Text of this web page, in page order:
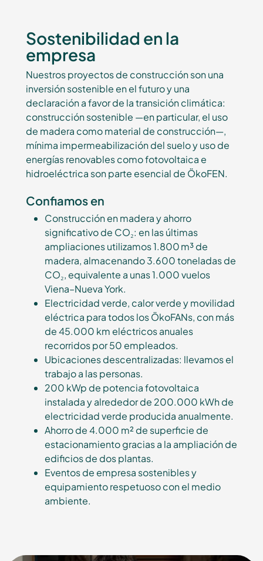
Sostenibilidad en la
empresa
Nuestros proyectos de construcción son una
inversión sostenible en el futuro y una
declaración a favor de la transición climática:
construcción sostenible —en particular, el uso
de madera como material de construcción—,
mínima impermeabilización del suelo y uso de
energías renovables como fotovoltaica e
hidroeléctrica son parte esencial de ÖkoFEN.
Confiamos en
Construcción en madera y ahorro
significativo de CO₂: en las últimas
ampliaciones utilizamos 1.800 m³ de
madera, almacenando 3.600 toneladas de
CO₂, equivalente a unas 1.000 vuelos
Viena–Nueva York.
Electricidad verde, calor verde y movilidad
eléctrica para todos los ÖkoFANs, con más
de 45.000 km eléctricos anuales
recorridos por 50 empleados.
Ubicaciones descentralizadas: llevamos el
trabajo a las personas.
200 kWp de potencia fotovoltaica
instalada y alrededor de 200.000 kWh de
electricidad verde producida anualmente.
Ahorro de 4.000 m² de superficie de
estacionamiento gracias a la ampliación de
edificios de dos plantas.
Eventos de empresa sostenibles y
equipamiento respetuoso con el medio
ambiente.